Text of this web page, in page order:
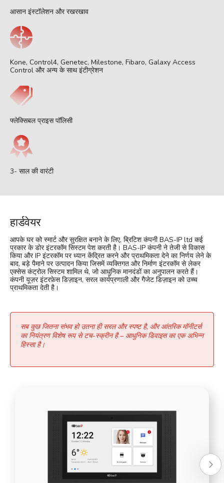
आसान इंस्टॉलेशन और रखरखाव
Kone, Control4, Genetec, Milestone, Fibaro, Galaxy Access
Control और अन्य के साथ इंटीग्रेशन
फ्लेक्सिबल प्राइस पॉलिसी
3- साल की वारंटी
हार्डवेयर
आपके घर को स्मार्ट और सुरक्षित बनाने के लिए, ब्रिटिश कंपनी BAS-IP ltd कई
प्रकार के डोर इंटरकॉम सिस्टम पेश करती है। BAS-IP कंपनी ने तेजी से विकास
किया और IP इंटरकॉम पर ध्यान केंद्रित करने और प्राथमिकता देने का निर्णय लेने के
बाद, बड़े पैमाने पर उत्पादन किया जिसमें व्यक्तिगत और निर्माण इंटरकॉम से लेकर
एक्सेस कंट्रोल सिस्टम शामिल थे, जो आधुनिक मानदंडों का अनुपालन करते हैं।
कंपनी यूज़र इंटरफ़ेस डिज़ाइन, सरल कार्यप्रणाली और गैजेट डिज़ाइन को उच्च
प्राथमिकता देती है।
सब कुछ जितना संभव हो उतना ही सरल और स्पष्ट है, और आंतरिक मॉनीटर्स
का नियंत्रण विशेष रूप से टच-स्क्रीन है – आधुनिक डिवाइस का एक अभिन्न
हिस्सा है।